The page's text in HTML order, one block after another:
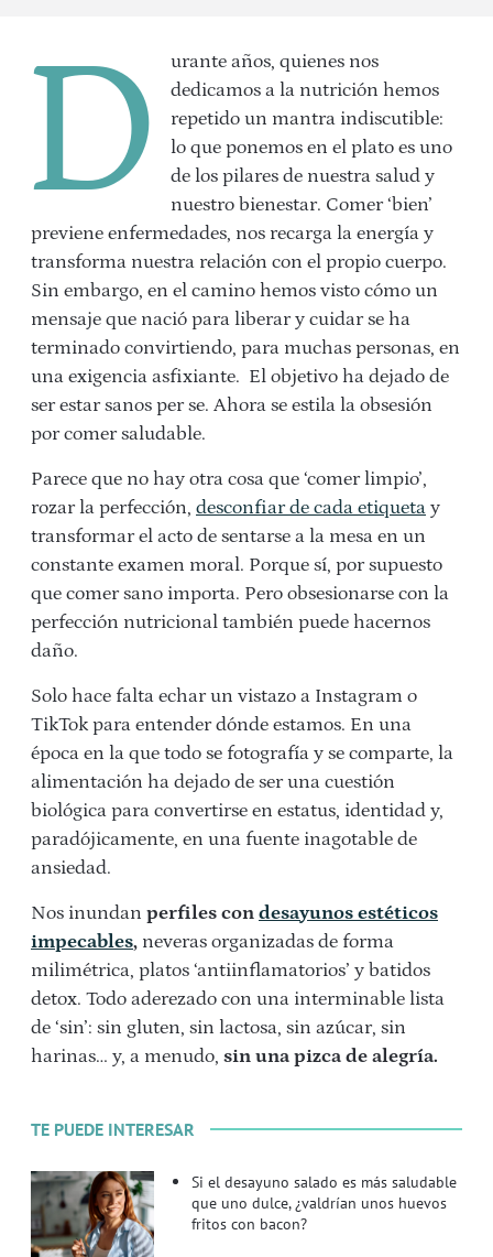
D
urante años, quienes nos
dedicamos a la nutrición hemos
repetido un mantra indiscutible:
lo que ponemos en el plato es uno
de los pilares de nuestra salud y
nuestro bienestar. Comer ‘bien’
previene enfermedades, nos recarga la energía y
transforma nuestra relación con el propio cuerpo.
Sin embargo, en el camino hemos visto cómo un
mensaje que nació para liberar y cuidar se ha
terminado convirtiendo, para muchas personas, en
una exigencia asfixiante. El objetivo ha dejado de
ser estar sanos per se. Ahora se estila la obsesión
por comer saludable.
Parece que no hay otra cosa que ‘comer limpio’,
rozar la perfección, desconfiar de cada etiqueta y
transformar el acto de sentarse a la mesa en un
constante examen moral. Porque sí, por supuesto
que comer sano importa. Pero obsesionarse con la
perfección nutricional también puede hacernos
daño.
Solo hace falta echar un vistazo a Instagram o
TikTok para entender dónde estamos. En una
época en la que todo se fotografía y se comparte, la
alimentación ha dejado de ser una cuestión
biológica para convertirse en estatus, identidad y,
paradójicamente, en una fuente inagotable de
ansiedad.
Nos inundan perfiles con desayunos estéticos
impecables, neveras organizadas de forma
milimétrica, platos ‘antiinflamatorios’ y batidos
detox. Todo aderezado con una interminable lista
de ‘sin’: sin gluten, sin lactosa, sin azúcar, sin
harinas… y, a menudo, sin una pizca de alegría.
TE PUEDE INTERESAR
Si el desayuno salado es más saludable
que uno dulce, ¿valdrían unos huevos
fritos con bacon?